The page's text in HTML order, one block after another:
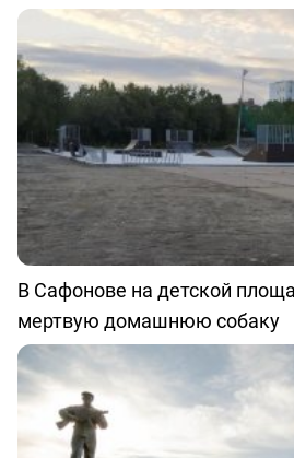
В Сафонове на детской
мертвую домашнюю собаку